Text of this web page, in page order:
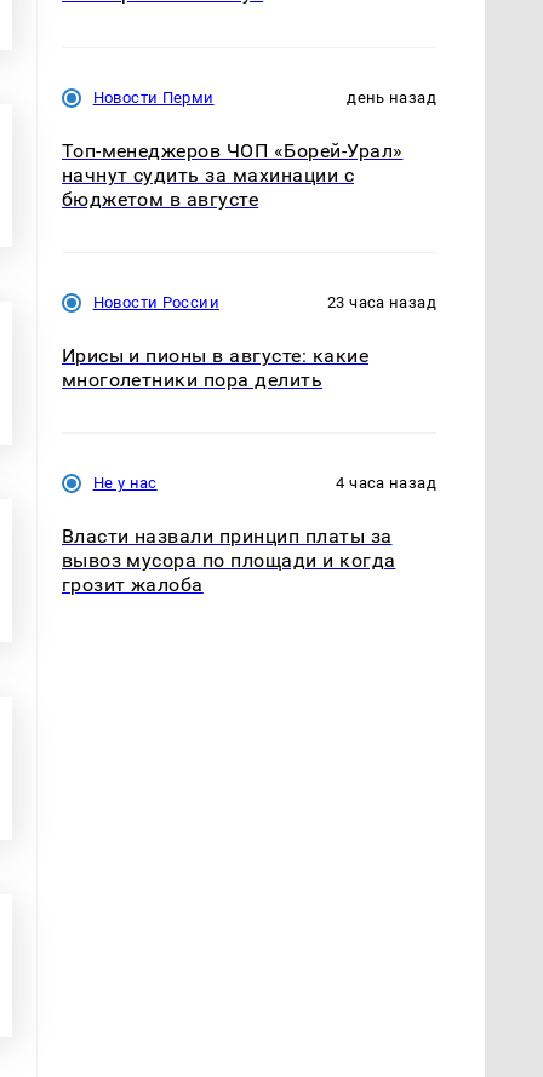
Новости Перми день назад
Топ-менеджеров ЧОП «Борей-Урал»
начнут судить за махинации с
бюджетом в августе
Новости России 23 часа назад
Ирисы и пионы в августе: какие
многолетники пора делить
Не у нас 4 часа назад
Власти назвали принцип платы за
вывоз мусора по площади и когда
грозит жалоба